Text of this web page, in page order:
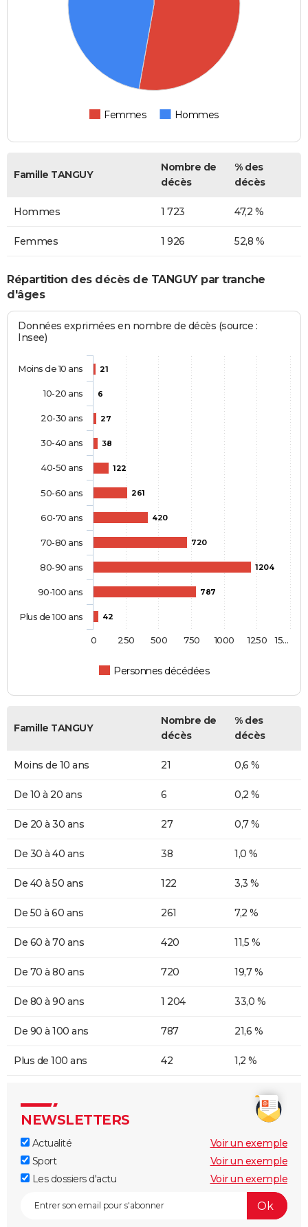
Femmes Hommes
Famille TANGUY
Nombre de
décès
% des
décès
Hommes 1 723 47,2 %
Femmes 1 926 52,8 %
Répartition des décès de TANGUY par tranche
d'âges
Données exprimées en nombre de décès (source :
Insee)
21
6
27
38
122
261
420
720
1204
787
42
Personnes décédées
Moins de 10 ans
10-20 ans
20-30 ans
30-40 ans
40-50 ans
50-60 ans
60-70 ans
70-80 ans
80-90 ans
90-100 ans
Plus de 100 ans
0 250 500 750 1000 1250 15…
Famille TANGUY
Nombre de
décès
% des
décès
Moins de 10 ans 21 0,6 %
De 10 à 20 ans 6 0,2 %
De 20 à 30 ans 27 0,7 %
De 30 à 40 ans 38 1,0 %
De 40 à 50 ans 122 3,3 %
De 50 à 60 ans 261 7,2 %
De 60 à 70 ans 420 11,5 %
De 70 à 80 ans 720 19,7 %
De 80 à 90 ans 1 204 33,0 %
De 90 à 100 ans 787 21,6 %
Plus de 100 ans 42 1,2 %
NEWSLETTERS
Actualité
Voir un exemple
Sport
Voir un exemple
Les dossiers d'actu
Voir un exemple